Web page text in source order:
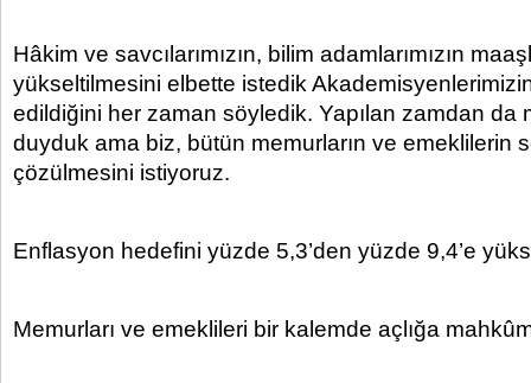
Hâkim ve savcılarımızın, bilim adamlarımızın
yükseltilmesini elbette istedik Akademisyenlerimizin
edildiğini her zaman söyledik. Yapılan zamdan da
duyduk ama biz, bütün memurların ve emeklilerin
çözülmesini istiyoruz.
Enflasyon hedefini yüzde 5,3’den yüzde 9,4’e
Memurları ve emeklileri bir kalemde açlığa